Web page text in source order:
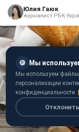
Юлия Гаюк
журналист РБК-
🍪 Мы
Мы используем
персонализации
конфиденциальности.
Отклонить